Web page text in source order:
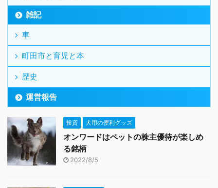
雑記
車
町田市と育児と本
歴史
運営報告
投資 犬用の便利グッズ
オンワードはペットの株主優待が楽しめ
る銘柄
2022/8/5